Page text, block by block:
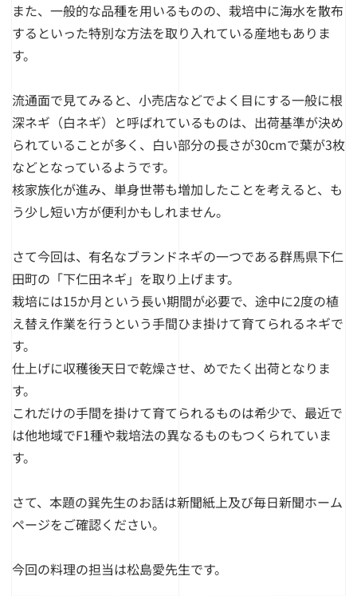
また、一般的な品種を用いるものの、栽培中に海水を散布
するといった特別な方法を取り入れている産地もありま
す。
流通面で見てみると、小売店などでよく目にする一般に根
深ネギ（白ネギ）と呼ばれているものは、出荷基準が決め
られていることが多く、白い部分の長さが30cmで葉が3枚
などとなっているようです。
核家族化が進み、単身世帯も増加したことを考えると、も
う少し短い方が便利かもしれません。
さて今回は、有名なブランドネギの一つである群馬県下仁
田町の「下仁田ネギ」を取り上げます。
栽培には15か月という長い期間が必要で、途中に2度の植
え替え作業を行うという手間ひま掛けて育てられるネギで
す。
仕上げに収穫後天日で乾燥させ、めでたく出荷となりま
す。
これだけの手間を掛けて育てられるものは希少で、最近で
は他地域でF1種や栽培法の異なるものもつくられていま
す。
さて、本題の巽先生のお話は新聞紙上及び毎日新聞ホーム
ページをご確認ください。
今回の料理の担当は松島愛先生です。